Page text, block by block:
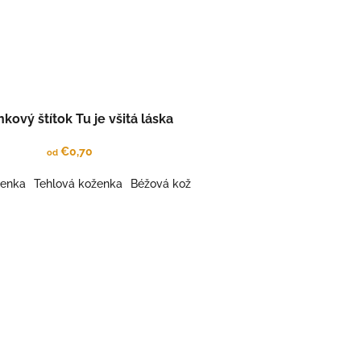
koženka MODRÁ Brúsená koženka BL.HNEDÁ
koženka Káva koženka Šafrán koženka
štítok Tu je všitá láska
od €0,70
Tehlová koženka Béžová koženka